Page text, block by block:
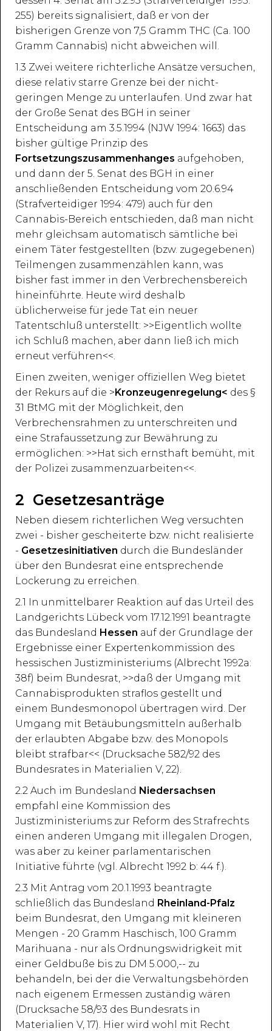
255) bereits signalisiert, daß er von der
bisherigen Grenze von 7,5 Gramm THC (Ca. 100
Gramm Cannabis) nicht abweichen will.
1.3 Zwei weitere richterliche Ansätze versuchen,
diese relativ starre Grenze bei der nicht-
geringen Menge zu unterlaufen. Und zwar hat
der Große Senat des BGH in seiner
Entscheidung am 3.5.1994 (NJW 1994: 1663) das
bisher gültige Prinzip des
Fortsetzungszusammenhanges aufgehoben,
und dann der 5. Senat des BGH in einer
anschließenden Entscheidung vom 20.6.94
(Strafverteidiger 1994: 479) auch für den
Cannabis-Bereich entschieden, daß man nicht
mehr gleichsam automatisch sämtliche bei
einem Täter festgestellten (bzw. zugegebenen)
Teilmengen zusammenzählen kann, was
bisher fast immer in den Verbrechensbereich
hineinführte. Heute wird deshalb
üblicherweise für jede Tat ein neuer
Tatentschluß unterstellt: >>Eigentlich wollte
ich Schluß machen, aber dann ließ ich mich
erneut verführen<<.
Einen zweiten, weniger offiziellen Weg bietet
der Rekurs auf die >Kronzeugenregelung< des §
31 BtMG mit der Möglichkeit, den
Verbrechensrahmen zu unterschreiten und
eine Strafaussetzung zur Bewährung zu
ermöglichen: >>Hat sich ernsthaft bemüht, mit
der Polizei zusammenzuarbeiten<<.
2 Gesetzesanträge
Neben diesem richterlichen Weg versuchten
zwei - bisher gescheiterte bzw. nicht realisierte
- Gesetzesinitiativen durch die Bundesländer
über den Bundesrat eine entsprechende
Lockerung zu erreichen.
2.1 In unmittelbarer Reaktion auf das Urteil des
Landgerichts Lübeck vom 17.12.1991 beantragte
das Bundesland Hessen auf der Grundlage der
Ergebnisse einer Expertenkommission des
hessischen Justizministeriums (Albrecht 1992a:
38f) beim Bundesrat, >>daß der Umgang mit
Cannabisprodukten straflos gestellt und
einem Bundesmonopol übertragen wird. Der
Umgang mit Betäubungsmitteln außerhalb
der erlaubten Abgabe bzw. des Monopols
bleibt strafbar<< (Drucksache 582/92 des
Bundesrates in Materialien V, 22).
2.2 Auch im Bundesland Niedersachsen
empfahl eine Kommission des
Justizministeriums zur Reform des Strafrechts
einen anderen Umgang mit illegalen Drogen,
was aber zu keiner parlamentarischen
Initiative führte (vgl. Albrecht 1992 b: 44 f.).
2.3 Mit Antrag vom 20.1.1993 beantragte
schließlich das Bundesland Rheinland-Pfalz
beim Bundesrat, den Umgang mit kleineren
Mengen - 20 Gramm Haschisch, 100 Gramm
Marihuana - nur als Ordnungswidrigkeit mit
einer Geldbuße bis zu DM 5.000,-- zu
behandeln, bei der die Verwaltungsbehörden
nach eigenem Ermessen zuständig wären
(Drucksache 58/93 des Bundesrats in
Materialien V, 17). Hier wird wohl mit Recht